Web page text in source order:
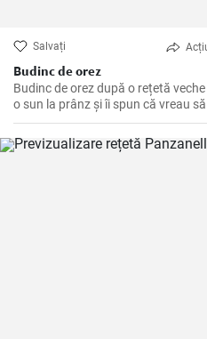
Salvați
Budinc de orez
Budinc de orez după o rețetă
o sun la prânz și îi spun că vreau
răspunde cu cuvintele: "Da, mereu
orez". 😁